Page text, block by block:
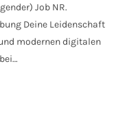
Job NR.
Deine Leidenschaft
modernen digitalen